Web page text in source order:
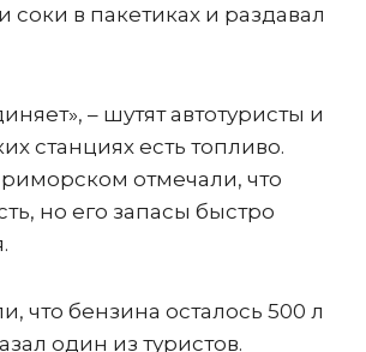
соки в пакетиках и раздавал
– шутят автотуристы и
станциях есть топливо.
отмечали, что
но его запасы быстро
что бензина осталось 500 л
один из туристов.